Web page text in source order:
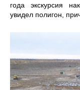
года экскурсия
увидел полигон,